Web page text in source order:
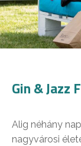
Gin & Jazz
Alig néhány
nagyvárosi